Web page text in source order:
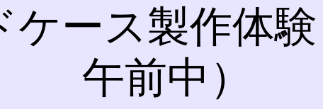
ケース製作体験
午前中）